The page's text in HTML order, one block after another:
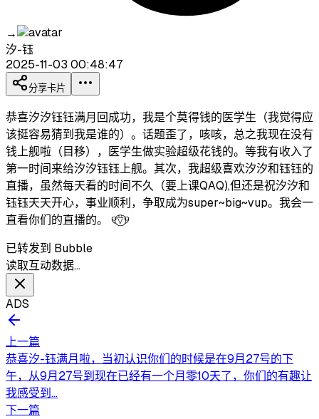
→
汐-钰
2025-11-03 00:48:47
分享卡片
恭喜汐汐钰钰满月回成功，我是个莫得钱的医学生（我觉得应
该挺容易猜到我是谁的）。话题歪了，咳咳，总之我现在没有
钱上舰啦（目移），医学生做实验超级花钱的。等我有收入了
第一时间来给汐汐钰钰上舰。其次，我超级喜欢汐汐和钰钰的
直播，虽然每天看的时间不久（要上课QAQ),但还是祝汐汐和
钰钰天天开心，事业顺利，争取成为super~big~vup。我会一
直看你们的直播的。 ୧⍢⃝୨
已转发到 Bubble
读取互动数据…
ADS
上一篇
恭喜汐-钰满月啦，当初认识你们的时候是在9月27号的下
午，从9月27号到现在已经有一个月零10天了，你们的有趣让
我感受到...
下一篇